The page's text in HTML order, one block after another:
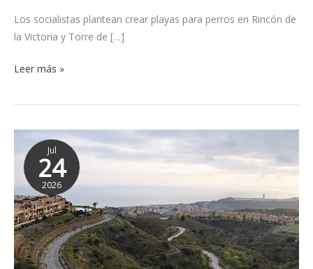
Los socialistas plantean crear playas para perros en Rincón de
la Victoria y Torre de […]
DE
LA
ENTRE
MUNICIPIOS
MÁS
MODERNOS
DE
LA
COSTA
Leer más »
Jul
24
2026
PSOE
exige
la
recepción
definitiva
de
Parque